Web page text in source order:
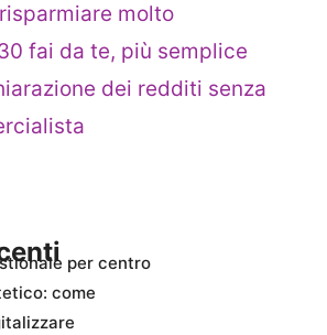
molto
fai da te, più semplice
dei redditi senza
per centro
come